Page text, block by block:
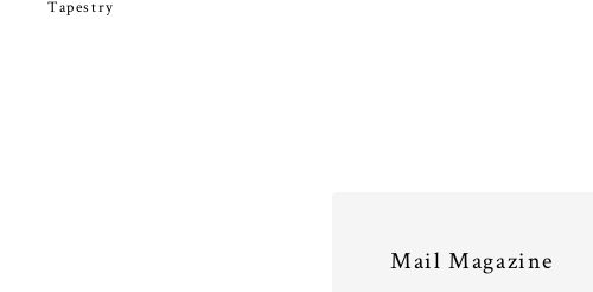
Tapestry
Mail Magazine